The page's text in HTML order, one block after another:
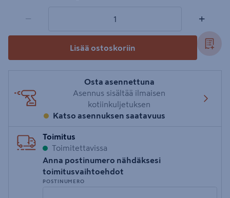
− +
Lisää ostoskoriin
Osta asennettuna
Asennus sisältää ilmaisen
kotiinkuljetuksen
Katso asennuksen saatavuus
Toimitus
Toimitettavissa
Anna postinumero nähdäksesi
toimitusvaihtoehdot
POSTINUMERO